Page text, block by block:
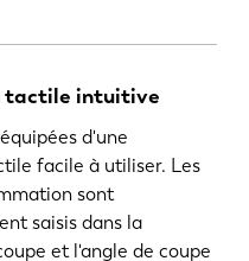
tactile intuitive
d'une
facile à utiliser. Les
sont
saisis dans la
et l'angle de coupe